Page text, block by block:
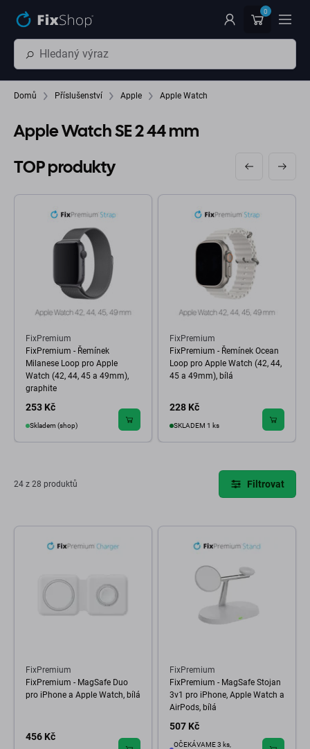
0
Domů Příslušenství Apple Apple Watch
Apple Watch SE 2 44 mm
TOP produkty
FixPremium
FixPremium - Řemínek
Milanese Loop pro Apple
Watch (42, 44, 45 a 49mm),
graphite
253 Kč
Skladem (shop)
FixPremium
FixPremium - Řemínek Ocean
Loop pro Apple Watch (42, 44,
45 a 49mm), bílá
228 Kč
SKLADEM 1 ks
24 z 28 produktů Filtrovat
FixPremium
FixPremium - MagSafe Duo
pro iPhone a Apple Watch, bílá
456 Kč
FixPremium
FixPremium - MagSafe Stojan
3v1 pro iPhone, Apple Watch a
AirPods, bílá
507 Kč
OČEKÁVAME 3 ks,